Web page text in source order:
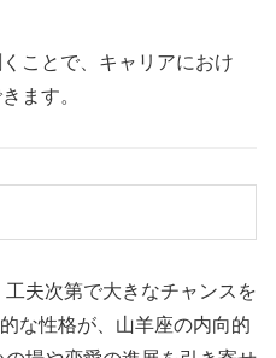
ことで、キャリアにおけ
ます。
夫次第で大きなチャンスを
な性格が、山羊座の内向的